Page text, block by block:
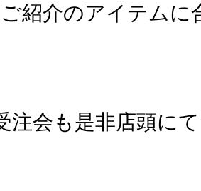
紹介のアイテムに
注会も是非店頭に